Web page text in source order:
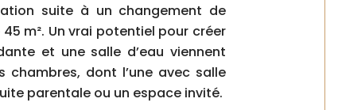
suite à un changement de
m². Un vrai potentiel pour créer
et une salle d’eau viennent
chambres, dont l’une avec salle
parentale ou un espace invité.